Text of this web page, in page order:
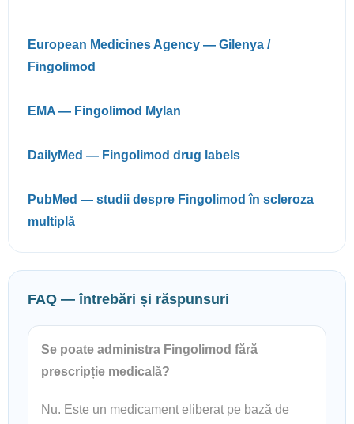
European Medicines Agency — Gilenya /
Fingolimod
EMA — Fingolimod Mylan
DailyMed — Fingolimod drug labels
PubMed — studii despre Fingolimod în scleroza
multiplă
FAQ — întrebări și răspunsuri
Se poate administra Fingolimod fără
prescripție medicală?
Nu. Este un medicament eliberat pe bază de